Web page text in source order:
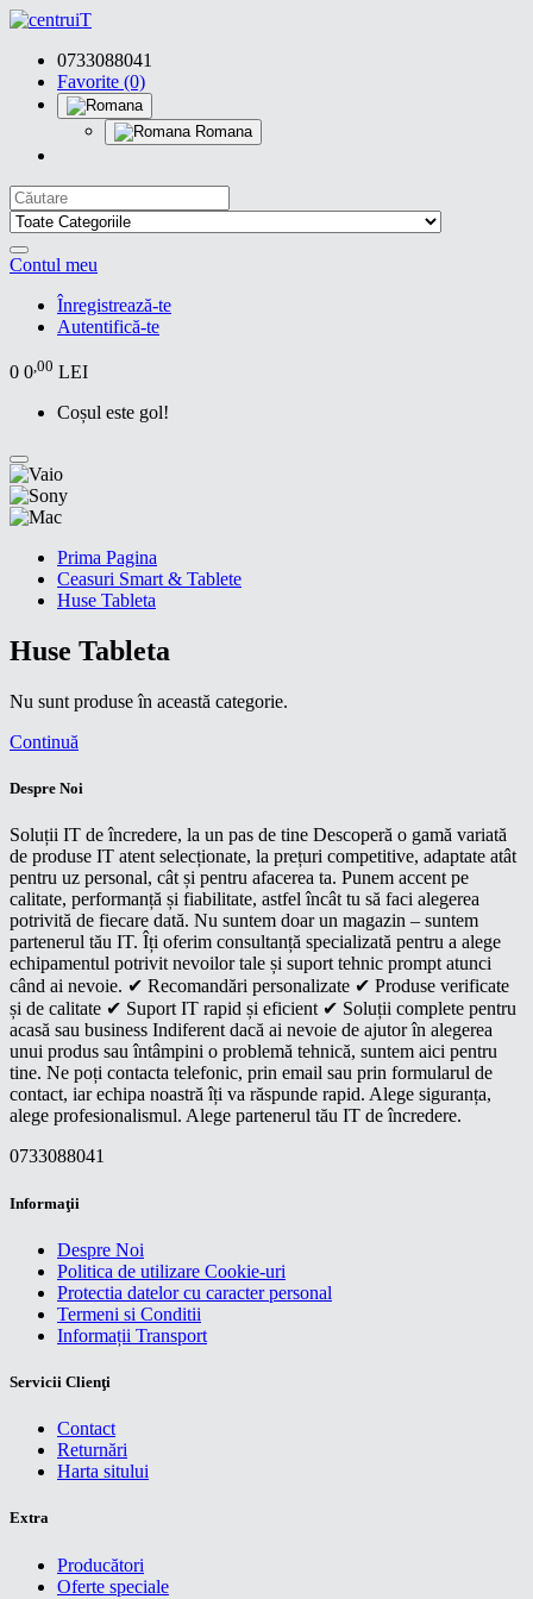
0733088041
Favorite (0)
Romana
Contul meu
Înregistrează-te
Autentifică-te
0 0,00 LEI
Coșul este gol!
Prima Pagina
Ceasuri Smart & Tablete
Huse Tableta
Huse Tableta
Nu sunt produse în această categorie.
Continuă
Despre Noi
Soluții IT de încredere, la un pas de tine Descoperă o gamă variată
de produse IT atent selecționate, la prețuri competitive, adaptate atât
pentru uz personal, cât și pentru afacerea ta. Punem accent pe
calitate, performanță și fiabilitate, astfel încât tu să faci alegerea
potrivită de fiecare dată. Nu suntem doar un magazin – suntem
partenerul tău IT. Îți oferim consultanță specializată pentru a alege
echipamentul potrivit nevoilor tale și suport tehnic prompt atunci
când ai nevoie. ✔ Recomandări personalizate ✔ Produse verificate
și de calitate ✔ Suport IT rapid și eficient ✔ Soluții complete pentru
acasă sau business Indiferent dacă ai nevoie de ajutor în alegerea
unui produs sau întâmpini o problemă tehnică, suntem aici pentru
tine. Ne poți contacta telefonic, prin email sau prin formularul de
contact, iar echipa noastră îți va răspunde rapid. Alege siguranța,
alege profesionalismul. Alege partenerul tău IT de încredere.
0733088041
Informaţii
Despre Noi
Politica de utilizare Cookie-uri
Protectia datelor cu caracter personal
Termeni si Conditii
Informații Transport
Servicii Clienţi
Contact
Returnări
Harta sitului
Extra
Producători
Oferte speciale